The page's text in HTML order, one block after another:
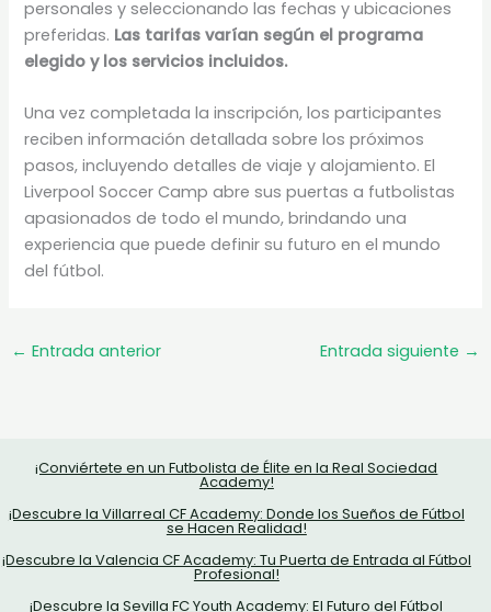
personales y seleccionando las fechas y ubicaciones
preferidas. Las tarifas varían según el programa
elegido y los servicios incluidos.
Una vez completada la inscripción, los participantes
reciben información detallada sobre los próximos
pasos, incluyendo detalles de viaje y alojamiento. El
Liverpool Soccer Camp abre sus puertas a futbolistas
apasionados de todo el mundo, brindando una
experiencia que puede definir su futuro en el mundo
del fútbol.
← Entrada anterior Entrada siguiente →
¡Conviértete en un Futbolista de Élite en la Real Sociedad
Academy!
¡Descubre la Villarreal CF Academy: Donde los Sueños de Fútbol
se Hacen Realidad!
¡Descubre la Valencia CF Academy: Tu Puerta de Entrada al Fútbol
Profesional!
¡Descubre la Sevilla FC Youth Academy: El Futuro del Fútbol